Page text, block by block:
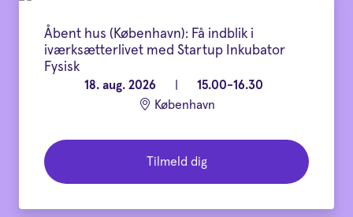
Åbent hus (København): Få indblik i
iværksætterlivet med Startup Inkubator
Fysisk
18. aug. 2026
15.00-16.30
København
Tilmeld dig